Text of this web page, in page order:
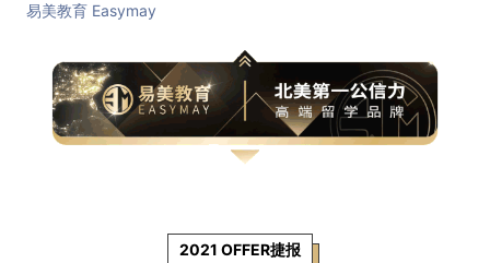
易美教育 Easymay
2021 OFFER捷报